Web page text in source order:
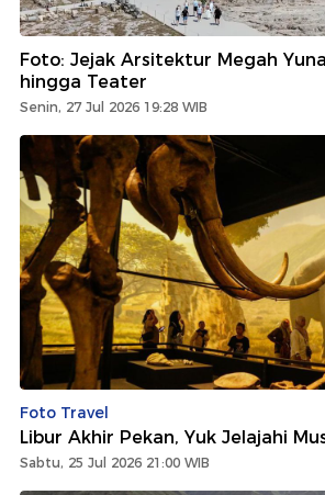
Foto: Jejak Arsitektur Megah
hingga Teater
Senin, 27 Jul 2026 19:28 WIB
Foto Travel
Libur Akhir Pekan, Yuk Jelajahi
Sabtu, 25 Jul 2026 21:00 WIB